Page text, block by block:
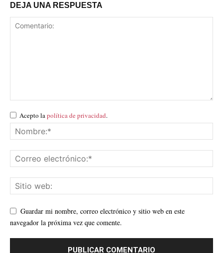
DEJA UNA RESPUESTA
Acepto lapolítica de privacidad.
Guardar mi nombre, correo electrónico y sitio web en este
navegador la próxima vez que comente.